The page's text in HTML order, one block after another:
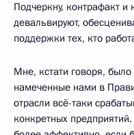
Подчеркну, контрафакт и
девальвируют,
поддержки тех, кто
Мне, кстати говоря,
намеченные нами в
отрасли всё-таки
конкретных